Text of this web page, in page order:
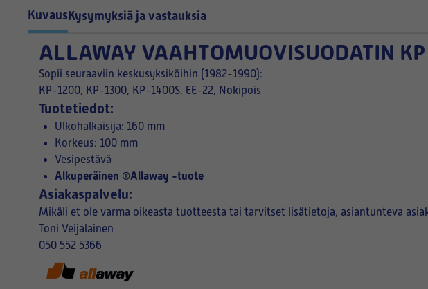
KuvausKysymyksiä ja vastauksia
ALLAWAY VAAHTOMUOVISUODATIN
Sopii seuraaviin keskusyksiköihin (1982-1990):
KP-1200, KP-1300, KP-1400S, EE-22, Nokipois
Tuotetiedot:
Ulkohalkaisija: 160 mm
Korkeus: 100 mm
Vesipestävä
Alkuperäinen ®Allaway -tuote
Asiakaspalvelu:
Mikäli et ole varma oikeasta tuotteesta tai tarvitset lisätietoja, asiantunteva
Toni Veijalainen
050 552 5366